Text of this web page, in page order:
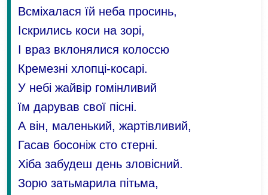
Всміхалася їй неба просинь,
Іскрились коси на зорі,
І враз вклонялися колоссю
Кремезні хлопці-косарі.
У небі жайвір гомінливий
їм дарував свої пісні.
А він, маленький, жартівливий,
Гасав босоніж сто стерні.
Хіба забудеш день зловісний.
Зорю затьмарила пітьма,